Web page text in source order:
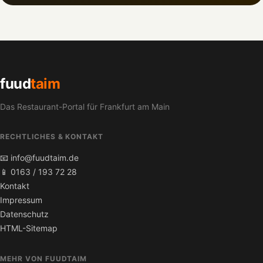
fuudtaim
Das Restaurant-Portal für Frankfurt am Main
RECHTLICHES & KONTAKT
📧 info@fuudtaim.de
📱 0163 / 193 72 28
Kontakt
Impressum
Datenschutz
HTML-Sitemap
MEHR VON FUUDTAIM